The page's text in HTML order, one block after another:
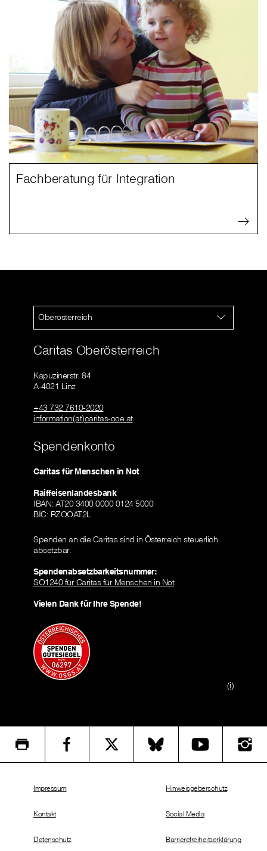
Fachberatung für Integration
Oberösterreich
Caritas Oberösterreich
Kapuzinerstr. 84
A-4021 Linz
+43 732 7610-2020
information(at)caritas-ooe.at
Spendenkonto
Caritas für Menschen in Not
Raiffeisenlandesbank
IBAN: AT20 3400 0000 0124 5000
BIC: RZOOAT2L
Spenden an die Caritas sind in Österreich steuerlich
absetzbar.
Spendenabsetzbarkeitsnummer:
SO1240 für Caritas für Menschen in Not
Vielen Dank für Ihre Spende!
(i)
Impressum
Kontakt
Datenschutz
Hinweisgeberschutz
Social Media
Barrierefreiheitserklärung